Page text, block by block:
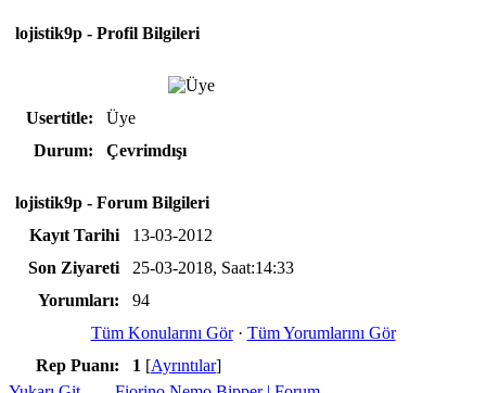
lojistik9p - Profil Bilgileri
Usertitle:
Üye
Durum:
Çevrimdışı
lojistik9p - Forum Bilgileri
Kayıt Tarihi
13-03-2012
Son Ziyareti
25-03-2018, Saat:14:33
Yorumları:
94
Tüm Konularını Gör· Tüm Yorumlarını Gör
Rep Puanı:
1 [Ayrıntılar]